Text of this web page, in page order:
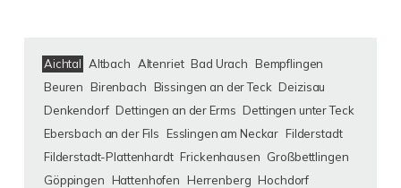
Aichtal Altbach Altenriet Bad Urach
Bempflingen
Beuren
Birenbach Bissingen an der Teck Deizisau
Denkendorf Dettingen an der Erms Dettingen unter Teck
Ebersbach an der Fils
Esslingen am Neckar Filderstadt
Filderstadt-Plattenhardt Frickenhausen Großbettlingen
Göppingen
Hattenhofen Herrenberg Hochdorf